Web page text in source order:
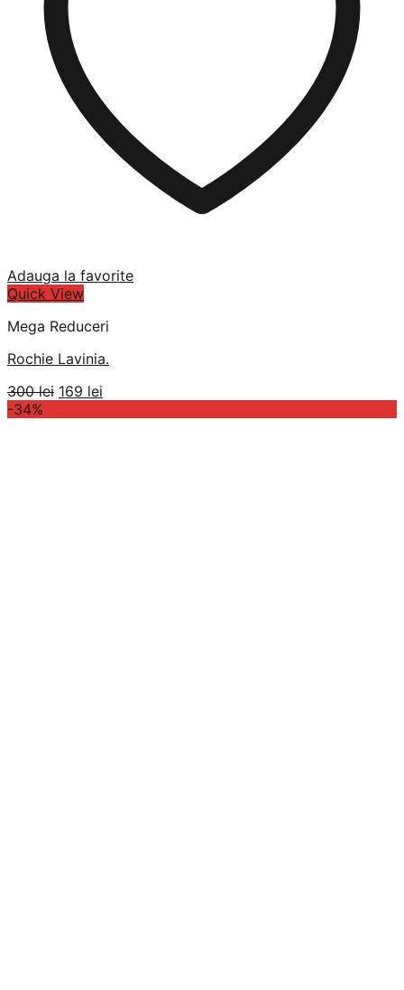
Adauga la favorite
Quick View
Mega Reduceri
Rochie Lavinia.
300lei Prețul
169 lei
-34%